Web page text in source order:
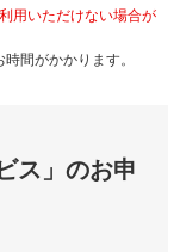
用いただけない場合が
間がかかります。
ス」のお申